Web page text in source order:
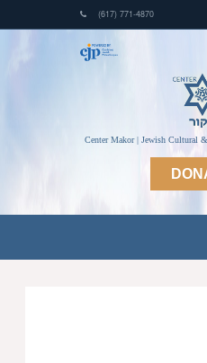
(617) 771-4870
Center Makor | Jewish Cultural